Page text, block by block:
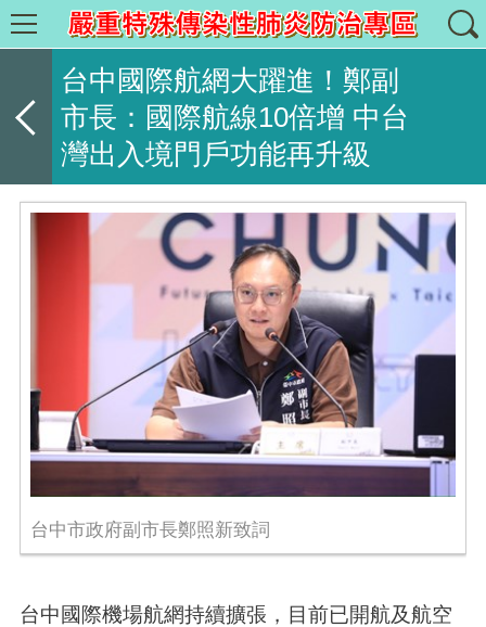
台中國際航網大躍進！鄭副
市長：國際航線10倍增 中台
灣出入境門戶功能再升級
台中市政府副市長鄭照新致詞
台中國際機場航網持續擴張，目前已開航及航空